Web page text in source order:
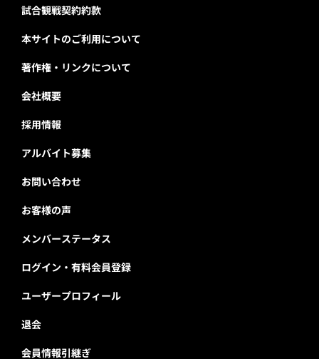
試合観戦契約約款
本サイトのご利用について
著作権・リンクについて
会社概要
採用情報
アルバイト募集
お問い合わせ
お客様の声
メンバーステータス
ログイン・有料会員登録
ユーザープロフィール
退会
会員情報引継ぎ